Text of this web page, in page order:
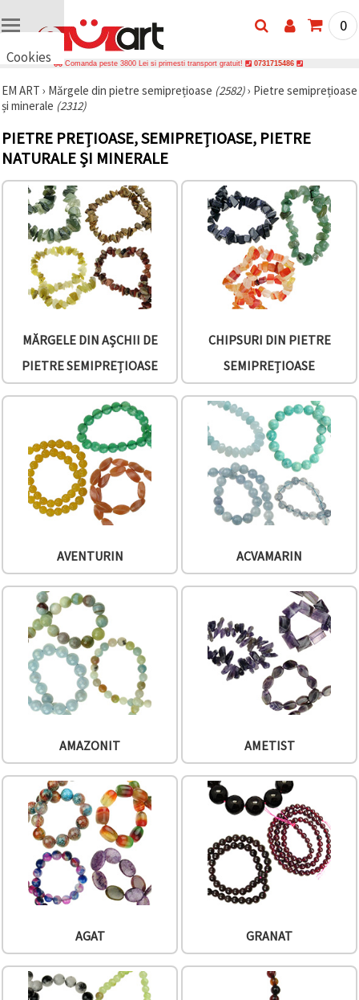
Cookies
vrem să vă
oferim
cookie -uri.
Cu toate
acestea, ele
de cele pe
care le
cunoașteți,
suntem
siguri că
veți avea
cea mai
experiență
amintindu-
preferințele
și re-
vizitele.
Puteți fi de
acord să
urile făcând
clic pe "pe
site!" Sau să
vă indicați
preferințele
în setări
făcând clic
pe butonul
"Salvați"
Аcceptati
toate!
Setări
0
Comanda peste 3800 Lei si primesti transport gratuit! 0731715486
EM ART › Mărgele din pietre semiprețioase (2582)› Pietre semiprețioase
și minerale (2312)
PIETRE PREȚIOASE, SEMIPREȚIOASE, PIETRE
NATURALE ȘI MINERALE
MĂRGELE DIN AȘCHII DE
PIETRE SEMIPREȚIOASE
CHIPSURI DIN PIETRE
SEMIPREȚIOASE
AVENTURIN ACVAMARIN
AMAZONIT AMETIST
AGAT GRANAT